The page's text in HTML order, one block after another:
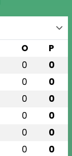
O P
0 0
0 0
0 0
0 0
0 0
0 0